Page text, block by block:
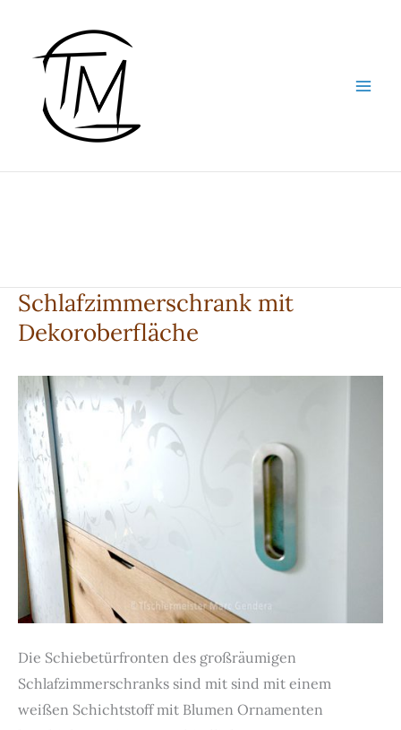
springen
Schlafzimmerschrank mit
Dekoroberfläche
Die Schiebetürfronten des großräumigen
Schlafzimmerschranks sind mit sind mit einem
weißen Schichtstoff mit Blumen Ornamenten